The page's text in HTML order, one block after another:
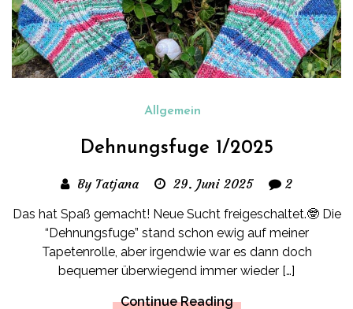
Allgemein
Dehnungsfuge 1/2025
By Tatjana 29. Juni 2025 2
Das hat Spaß gemacht! Neue Sucht freigeschaltet.🤓 Die
“Dehnungsfuge” stand schon ewig auf meiner
Tapetenrolle, aber irgendwie war es dann doch
bequemer überwiegend immer wieder […]
Continue Reading